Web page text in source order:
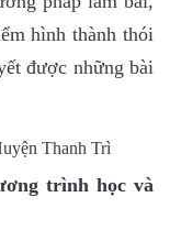
hình thành thói
được những bài
trình học và